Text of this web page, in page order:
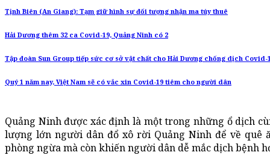
Tịnh Biên (An Giang): Tạm giữ hình sự đối tượng nhận ma túy thuê
Hải Dương thêm 32 ca Covid-19, Quảng Ninh có 2
Tập đoàn Sun Group tiếp sức cơ sở vật chất cho Hải Dương chống dịch Covid-
Quý 1 năm nay, Việt Nam sẽ có vắc xin Covid-19 tiêm cho người dân
Quảng Ninh được xác định là một trong những ổ dịch
lượng lớn người dân đổ xô rời Quảng Ninh để về quê
phòng ngừa mà còn khiến người dân dễ mắc dịch bệnh